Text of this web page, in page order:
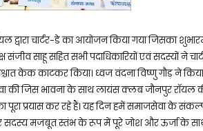
द्वारा चार्टर-डे का आयोजन किया गया जिसका
साहू सहित सभी पदाधिकारियों एवं सदस्यों ने
केक काटकर किया। ध्वज वंदना विष्णु गौड़ ने
की जिस भावना के साथ लायंस क्लब जौनपुर राॅयल
पूरा प्रयास कर रहे हैं। यह दिन हमें समाजसेवा के
सदस्य मजबूत स्तंभ के रूप में पूरे जोश और ऊर्जा के